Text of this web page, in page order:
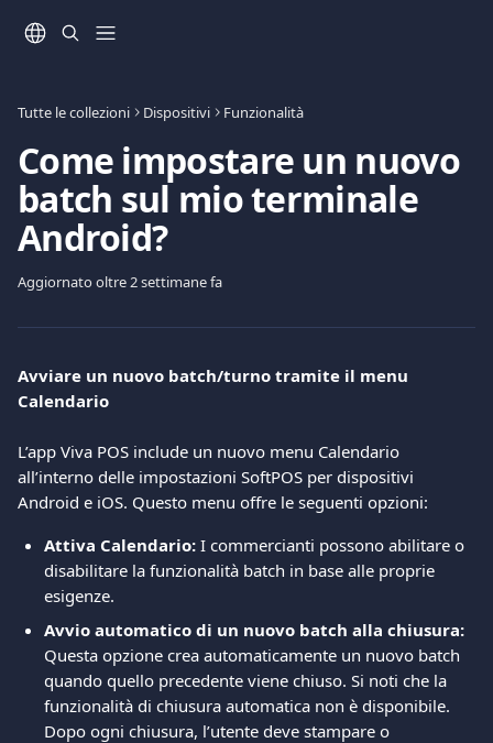
Tutte le collezioni Dispositivi Funzionalità
Come impostare un nuovo
batch sul mio terminale
Android?
Aggiornato oltre 2 settimane fa
Avviare un nuovo batch/turno tramite il menu
Calendario
L’app Viva POS include un nuovo menu Calendario
all’interno delle impostazioni SoftPOS per dispositivi
Android e iOS. Questo menu offre le seguenti opzioni:
Attiva Calendario: I commercianti possono abilitare o
disabilitare la funzionalità batch in base alle proprie
esigenze.
Avvio automatico di un nuovo batch alla chiusura:
Questa opzione crea automaticamente un nuovo batch
quando quello precedente viene chiuso. Si noti che la
funzionalità di chiusura automatica non è disponibile.
Dopo ogni chiusura, l’utente deve stampare o